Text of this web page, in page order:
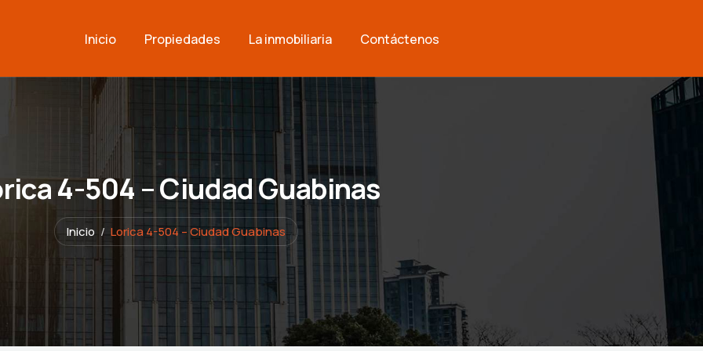
Inicio Propiedades La inmobiliaria Contáctenos
4-504 – Ciudad Guabinas
Inicio Lorica 4-504 – Ciudad Guabinas